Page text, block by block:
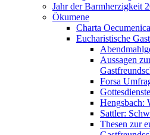
Jahr der Barmherzigkeit
Ökumene
Charta Oecumenica
Eucharistische
Aussagen
Forsa
Hengsbach:
Sattler:
Thesen zur